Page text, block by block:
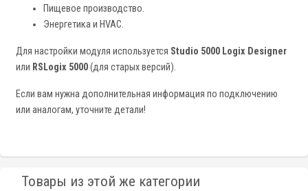
Пищевое производство.
Энергетика и HVAC.
Для настройки модуля используется Studio 5000 Logix Designer
или RSLogix 5000(для старых версий).
Если вам нужна дополнительная информация по подключению
или аналогам, уточните детали!
Товары из этой же категории